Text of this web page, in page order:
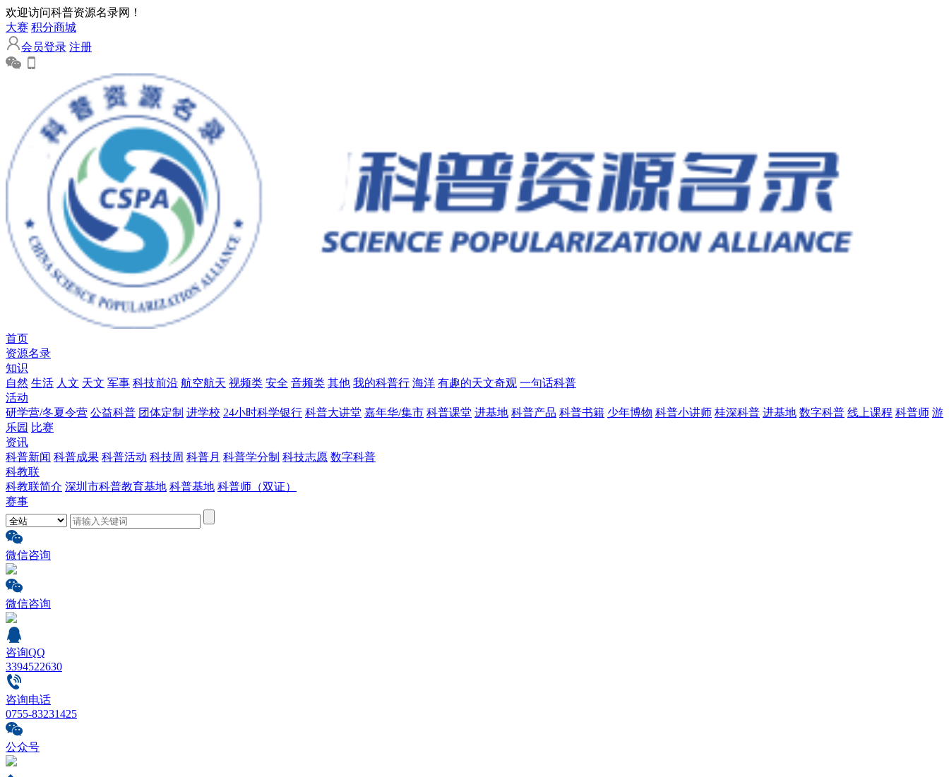
欢迎访问科普资源名录网！
大赛 积分商城
会员登录 注册
首页
资源名录
知识
自然 生活 人文 天文 军事 科技前沿 航空航天 视频类 安全 音频类 其他 我的科普行 海洋 有趣的天文奇观 一句话科普
活动
研学营/冬夏令营 公益科普 团体定制 进学校 24小时科学银行 科普大讲堂 嘉年华/集市 科普课堂 进基地 科普产品 科普书籍 少年博物 科普小讲师 桂深科普 进基地 数字科普 线上课程 科普师 游
乐园 比赛
资讯
科普新闻 科普成果 科普活动 科技周 科普月 科普学分制 科技志愿 数字科普
科教联
科教联简介 深圳市科普教育基地 科普基地 科普师（双证）
赛事
微信咨询
微信咨询
咨询QQ
3394522630
咨询电话
0755-83231425
公众号